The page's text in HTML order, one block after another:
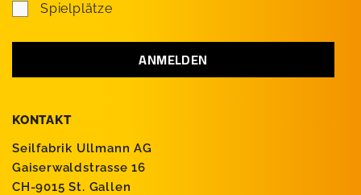
KONTAKT
Seilfabrik Ullmann AG
Gaiserwaldstrasse 16
CH-9015 St. Gallen
Spielplätze